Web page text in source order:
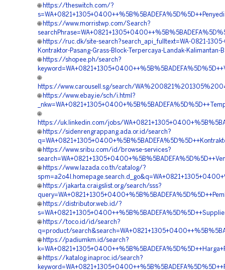
🌐 https://theswitch.com/?
🌐 https://www.morristwp.com/Search?
🌐 https://ruc.dk/site-search?search_api_fulltext=WA-0821-
Kontraktor-Pasang-Grass-Block-Terpercaya-Landak-Kalimantan-
🌐 https://shopee.ph/search?
🌐
https://www.carousell.sg/search/
🌐 https://www.ebay.ie/sch/i.html?
🌐
https://uk.linkedin.com/jobs/
🌐 https://sidenrengrappang.ada.or.id/search?
🌐 https://www.sribu.com/id/browse-services?
🌐 https://www.lazada.co.th/catalog/?
🌐 https://jakarta.craigslist.org/search/sss?
🌐 https://distributor.web.id/?
🌐 https://toco.id/id/search?
q=product/
🌐 https://padiumkm.id/search?
🌐 https://katalog.inaproc.id/search?